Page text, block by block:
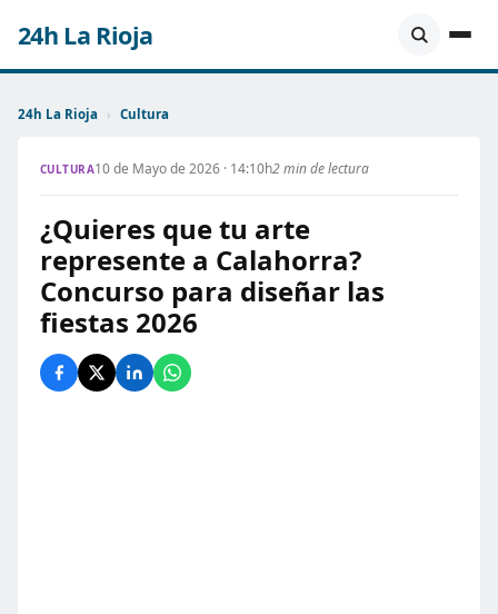
24h La Rioja
24h La Rioja › Cultura
CULTURA10 de Mayo de 2026 · 14:10h2 min de lectura
¿Quieres que tu arte
represente a Calahorra?
Concurso para diseñar las
fiestas 2026